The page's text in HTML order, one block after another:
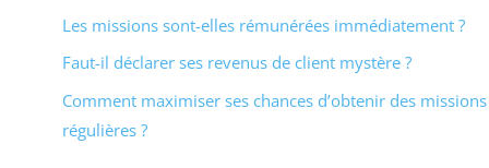
Les missions sont-elles rémunérées immédiatement ?
Faut-il déclarer ses revenus de client mystère ?
Comment maximiser ses chances d’obtenir des missions
régulières ?